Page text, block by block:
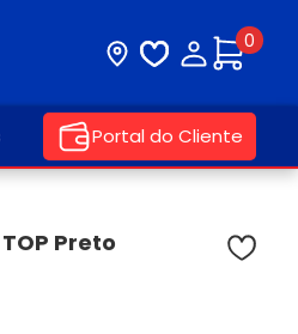
Visite nossa loja
Lista deMinha
0
Portal do Cliente
Preto